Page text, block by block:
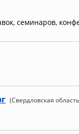
семинаров,
(Свердловская